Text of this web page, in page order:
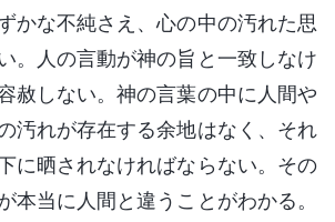
かな不純さえ、心の中の汚れた思
。人の言動が神の旨と一致しなけ
赦しない。神の言葉の中に人間や
汚れが存在する余地はなく、それ
に晒されなければならない。その
本当に人間と違うことがわかる。